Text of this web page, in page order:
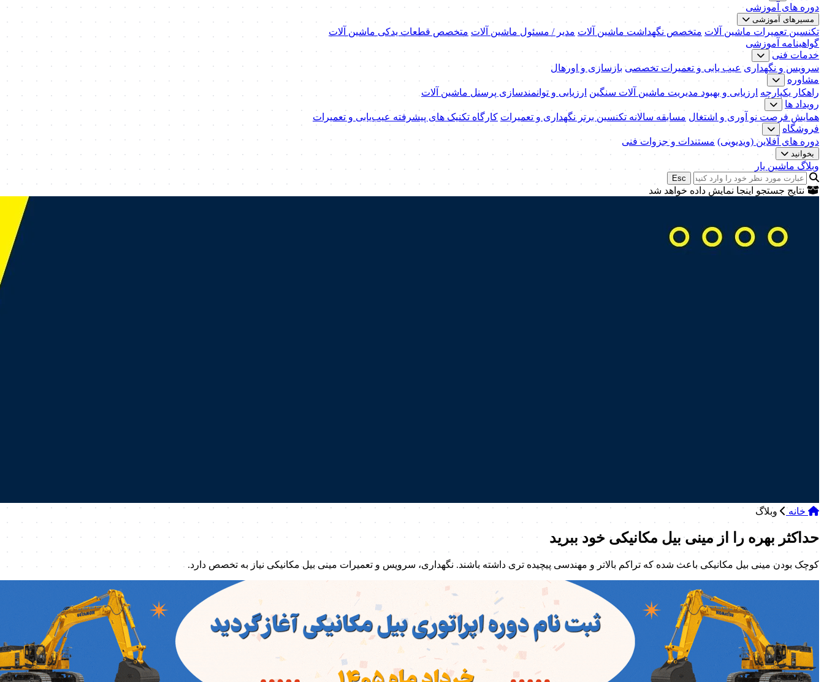
دوره های آموزشی
مسیرهای آموزشی
تکنسین تعمیرات ماشین آلات متخصص نگهداشت ماشین آلات مدیر / مسئول ماشین آلات متخصص قطعات یدکی ماشین آلات
گواهینامه آموزشی
خدمات فنی
سرویس و نگهداری عیب یابی و تعمیرات تخصصی بازسازی و اورهال
مشاوره
راهکار یکپارچه ارزیابی و بهبود مدیریت ماشین آلات سنگین ارزیابی و توانمندسازی پرسنل ماشین آلات
رویداد ها
همایش فرصت نو آوری و اشتغال مسابقه سالانه تکنسین برتر نگهداری و تعمیرات کارگاه تکنیک‌ های پیشرفته عیب‌یابی و تعمیرات
فروشگاه
دوره های آفلاین (ویدیویی) مستندات و جزوات فنی
بخوانید
وبلاگ ماشین یار
Esc
نتایج جستجو اینجا نمایش داده خواهد شد
خانه وبلاگ
حداکثر بهره را از مینی بیل مکانیکی خود ببرید
کوچک بودن مینی بیل مکانیکی باعث شده که تراکم بالاتر و مهندسی پیچیده تری داشته باشند. نگهداری، سرویس و تعمیرات مینی بیل مکانیکی نیاز به تخصص دارد.